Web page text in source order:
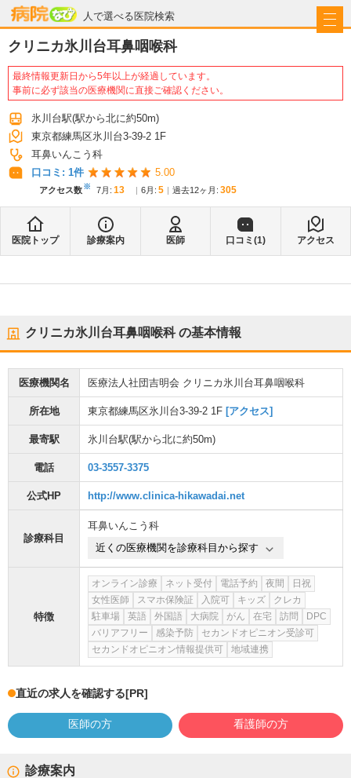
人で選べる医院検索
病院なび
クリニカ氷川台耳鼻咽喉科
最終情報更新日から5年以上が経過しています。
事前に必ず該当の医療機関に直接ご確認ください。
氷川台駅(駅から北に約50m)
東京都練馬区氷川台3-39-2 1F
耳鼻いんこう科
口コミ: 1件 5.00
アクセス数※ 7月 : 13 6月 : 5 過去12ヶ月: 305
医院トップ 診療案内 医師 口コミ(1) アクセス
クリニカ氷川台耳鼻咽喉科の基本情報
医療機関名 医療法人社団吉明会 クリニカ氷川台耳鼻咽喉科
所在地 東京都練馬区氷川台3-39-2 1F [アクセス]
最寄駅 氷川台駅(駅から北に約50m)
電話 03-3557-3375
公式HP http://www.clinica-hikawadai.net
診療科目
耳鼻いんこう科
近くの医療機関を診療科目から探す
特徴
オンライン診療 ネット受付 電話予約 夜間
日祝
女性医師
スマホ保険証 入院可 キッズ
クレカ
駐車場
英語 外国語 大病院 がん 在宅 訪問
DPC
バリアフリー
感染予防
セカンドオピニオン受診可
セカンドオピニオン情報提供可
地域連携
直近の求人を確認する[PR]
医師の方 看護師の方
診療案内